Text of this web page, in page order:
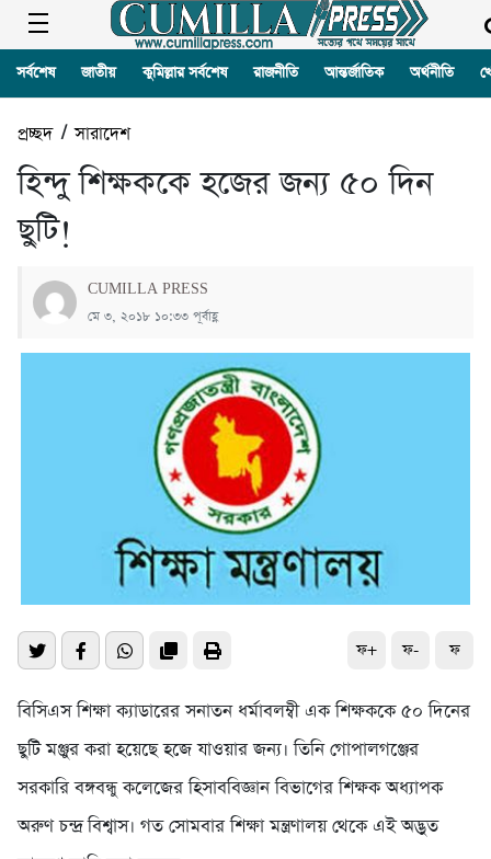
সর্বশেষ জাতীয় কুমিল্লার সর্বশেষ রাজনীতি আন্তর্জাতিক অর্থনীতি
প্রচ্ছদ/সারাদেশ
হিন্দু শিক্ষককে হজের জন্য ৫০ দিন
ছুটি!
CUMILLA PRESS
মে ৩, ২০১৮ ১০:৩৩ পূর্বাহ্ণ
ফ+ ফ- ফ
বিসিএস শিক্ষা ক্যাডারের সনাতন ধর্মাবলম্বী এক শিক্ষককে ৫০ দিনের
ছুটি মঞ্জুর করা হয়েছে হজে যাওয়ার জন্য। তিনি গোপালগঞ্জের
সরকারি বঙ্গবন্ধু কলেজের হিসাববিজ্ঞান বিভাগের শিক্ষক অধ্যাপক
অরুণ চন্দ্র বিশ্বাস। গত সোমবার শিক্ষা মন্ত্রণালয় থেকে এই অদ্ভুত